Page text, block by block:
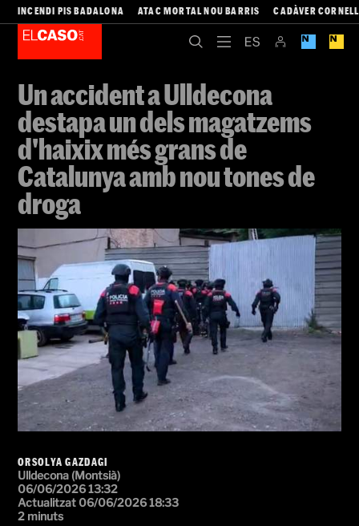
INCENDI PIS BADALONA ATAC MORTAL NOU BARRIS CADÀVER
Un accident a Ulldecona
destapa un dels magatzems
d'haixix més grans de
Catalunya amb nou tones de
droga
ORSOLYA GAZDAGI
Ulldecona (Montsià)
06/06/2026 13:32
Actualitzat 06/06/2026 18:33
2 minuts